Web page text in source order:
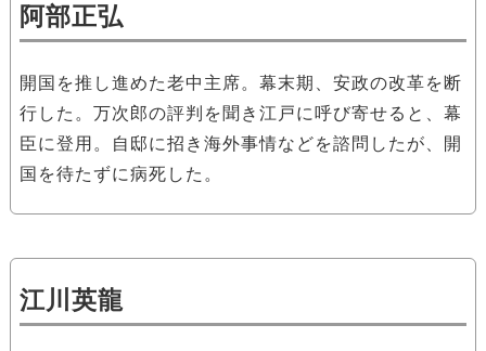
阿部正弘
開国を推し進めた老中主席。幕末期、安政の改革を断
行した。万次郎の評判を聞き江戸に呼び寄せると、幕
臣に登用。自邸に招き海外事情などを諮問したが、開
国を待たずに病死した。
江川英龍